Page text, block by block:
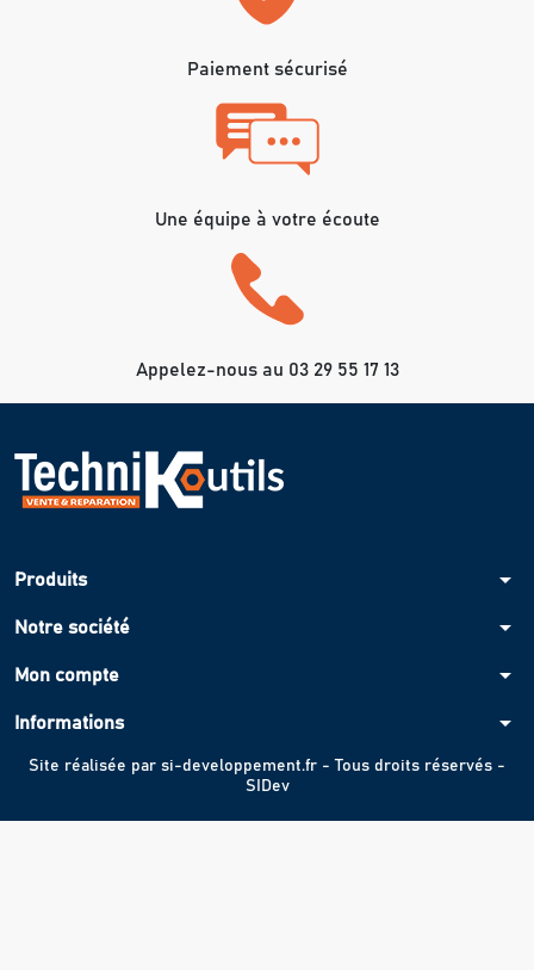
Paiement sécurisé
Une équipe à votre écoute
Appelez-nous au 03 29 55 17 13
Produits arrow_drop_down
Notre société arrow_drop_down
Mon compte arrow_drop_down
Informations arrow_drop_down
Site réalisée par si-developpement.fr - Tous droits réservés -
SIDev